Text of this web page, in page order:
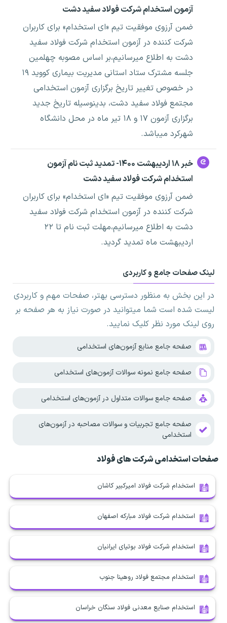
آزمون استخدام شرکت فولاد سفید دشت
ضمن آرزوی موفقیت تیم «ای استخدام» برای کاربران
شرکت کننده در آزمون استخدام شرکت فولاد سفید
دشت به اطلاع میرسانیم،بر اساس مصوبه چهلمین
جلسه مشترک ستاد استانی مدیریت بیماری کووید ۱۹
در خصوص تغییر تاریخ برگزاری آزمون استخدامی
مجتمع فولاد سفید دشت، بدینوسیله تاریخ جدید
برگزاری آزمون ۱۷ و ۱۸ تیر ماه در محل دانشگاه
شهرکرد می­باشد.
خبر ۱۸ اردیبهشت ۱۴۰۰- تمدید ثبت نام آزمون
استخدام شرکت فولاد سفید دشت
ضمن آرزوی موفقیت تیم «ای استخدام» برای کاربران
شرکت کننده در آزمون استخدام شرکت فولاد سفید
دشت به اطلاع میرسانیم،مهلت ثبت نام تا ۲۲
اردیبهشت ماه تمدید گردید.
لینک صفحات جامع و کاربردی
در این بخش به منظور دسترسی بهتر، صفحات مهم و کاربردی
لیست شده است شما میتوانید در صورت نیاز به هر صفحه بر
روی لینک مورد نظر کلیک نمایید.
صفحه جامع منابع آزمون‌های استخدامی
صفحه جامع نمونه سوالات آزمون‌های استخدامی
صفحه جامع سوالات متداول در آزمون‌های استخدامی
صفحه جامع تجربیات و سوالات مصاحبه در آزمون‌های
استخدامی
صفحات استخدامی شرکت های فولاد
استخدام شرکت فولاد امیرکبیر کاشان
استخدام شرکت فولاد مبارکه اصفهان
استخدام شرکت فولاد بوتیای ایرانیان
استخدام مجتمع فولاد روهینا جنوب
استخدام صنایع معدنی فولاد سنگان خراسان